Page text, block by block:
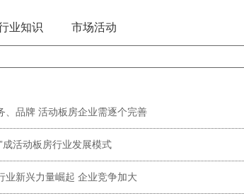
业知识 市场活动
、品牌 活动板房企业需逐个完善
成活动板房行业发展模式
业新兴力量崛起 企业竞争加大